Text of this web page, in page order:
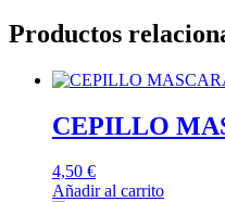
Productos
CEPILLO
4,50 €
Añadir al carrito